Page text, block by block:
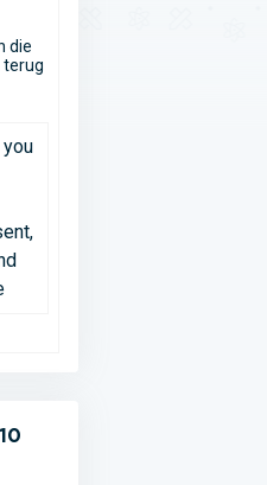
die
terug